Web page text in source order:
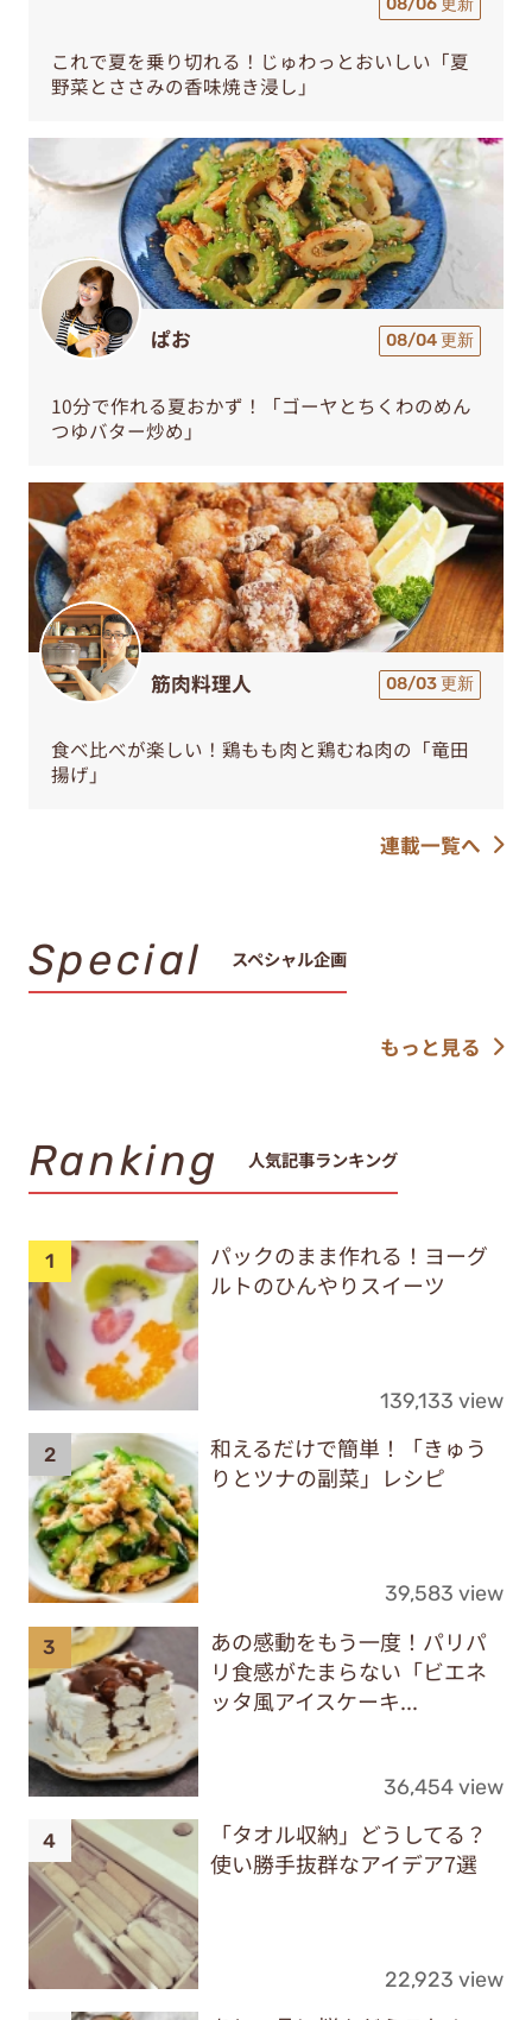
08/06 更新
これで夏を乗り切れる！じゅわっとおいしい「夏
野菜とささみの香味焼き浸し」
ぱお 08/04 更新
10分で作れる夏おかず！「ゴーヤとちくわのめん
つゆバター炒め」
筋肉料理人 08/03 更新
食べ比べが楽しい！鶏もも肉と鶏むね肉の「竜田
揚げ」
連載一覧へ
Special スペシャル企画
もっと見る
Ranking 人気記事ランキング
パックのまま作れる！ヨーグ
ルトのひんやりスイーツ
139,133 view
和えるだけで簡単！「きゅう
りとツナの副菜」レシピ
39,583 view
あの感動をもう一度！パリパ
リ食感がたまらない「ビエネ
ッタ風アイスケーキ...
36,454 view
「タオル収納」どうしてる？
使い勝手抜群なアイデア7選
22,923 view